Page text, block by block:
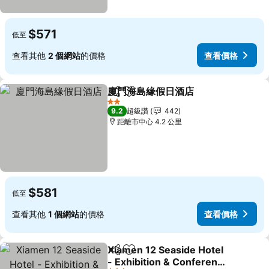
低至 $571
查看其他 2 個網站的價格 查看價格
分享 加入我的最愛
廈門海島緣假日酒店
2 星級
9.2 超級讚
442
距離市中心 4.2 公里
低至 $581
查看其他 1 個網站的價格 查看價格
分享 加入我的最愛
Xiamen 12 Seaside Hotel
- Exhibition & Conference